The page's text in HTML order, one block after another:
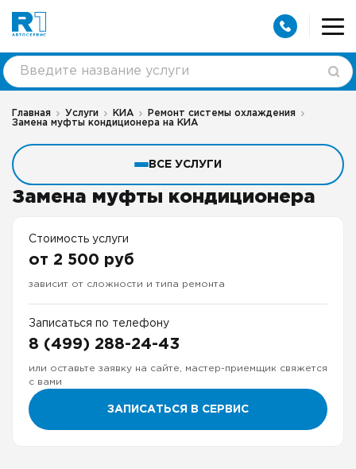
Главная Услуги КИА
Ремонт системы охлаждения
Замена муфты кондиционера на КИА
ВСЕ УСЛУГИ
Замена муфты кондиционера
Стоимость услуги
от 2 500 руб
зависит от сложности и типа ремонта
Записаться по телефону
8 (499) 288-24-43
или оставьте заявку на сайте, мастер-приемщик свяжется
с вами
ЗАПИСАТЬСЯ В СЕРВИС